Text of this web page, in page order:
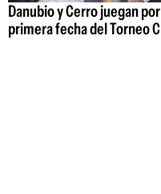
Danubio y Cerro juegan
primera fecha del Torneo